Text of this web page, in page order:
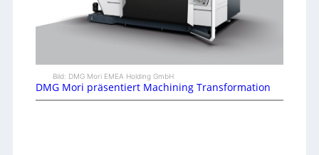
Bild: DMG Mori EMEA Holding GmbH
DMG Mori präsentiert Machining Transformation